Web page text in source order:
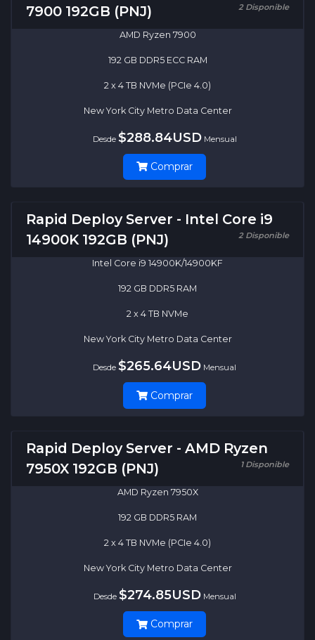
7900 192GB (PNJ)
2 Disponible
AMD Ryzen 7900
192 GB DDR5 ECC RAM
2 x 4 TB NVMe (PCIe 4.0)
New York City Metro Data Center
Desde $288.84USDMensual
Comprar
Rapid Deploy Server - Intel Core i9
14900K 192GB (PNJ)
2 Disponible
Intel Core i9 14900K/14900KF
192 GB DDR5 RAM
2 x 4 TB NVMe
New York City Metro Data Center
Desde $265.64USD Mensual
Comprar
Rapid Deploy Server - AMD Ryzen
7950X 192GB (PNJ)
1 Disponible
AMD Ryzen 7950X
192 GB DDR5 RAM
2 x 4 TB NVMe (PCIe 4.0)
New York City Metro Data Center
Desde $274.85USDMensual
Comprar